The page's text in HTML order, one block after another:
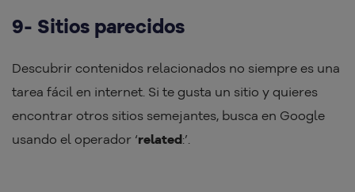
9- Sitios parecidos
Descubrir contenidos relacionados no siempre es una
tarea fácil en internet. Si te gusta un sitio y quieres
encontrar otros sitios semejantes, busca en Google
usando el operador ‘related:’.